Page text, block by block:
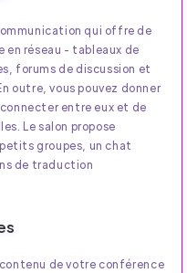
qui offre de
réseau - tableaux de
forums de discussion et
outre, vous pouvez donner
entre eux et de
Le salon propose
groupes, un chat
de traduction
de votre conférence